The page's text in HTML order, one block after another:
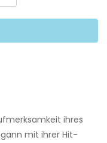
ihres
mit ihrer Hit-